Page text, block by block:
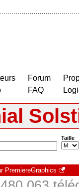
Forum
FAQ
Taille
PremiereGraphics